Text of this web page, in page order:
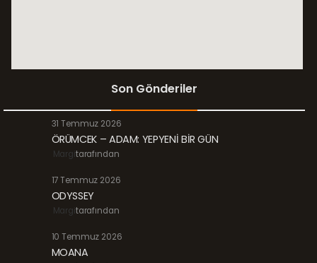
Son Gönderiler
31 Temmuz 2026
ÖRÜMCEK – ADAM: YEPYENİ BİR GÜN
Margitarafından
17 Temmuz 2026
ODYSSEY
Margitarafından
10 Temmuz 2026
MOANA